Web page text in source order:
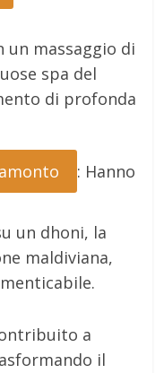
un massaggio di
spa del
di profonda
: Hanno
un dhoni, la
maldiviana,
a
il